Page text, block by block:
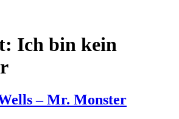
Ich bin kein
– Mr. Monster